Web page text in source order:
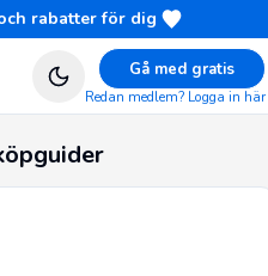
rabatter för dig
Gå med gratis
Redan medlem? Logga in här